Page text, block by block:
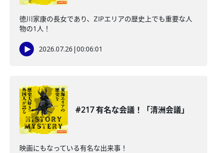
徳川家康の長女であり、ZIPエリアの歴史上でも重要な人
物の1人！
2026.07.26 |00:06:01
#217 有名な会議！「清洲会議」
映画にもなっている有名な出来事！